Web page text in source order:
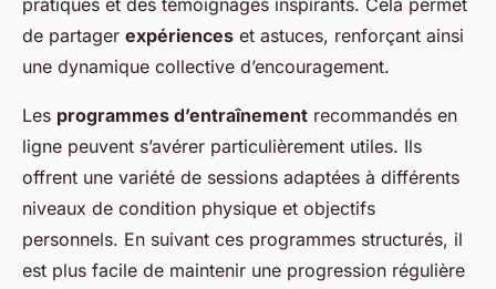
pratiques et des témoignages inspirants. Cela permet
de partager expériences et astuces, renforçant ainsi
une dynamique collective d’encouragement.
Les programmes d’entraînement recommandés en
ligne peuvent s’avérer particulièrement utiles. Ils
offrent une variété de sessions adaptées à différents
niveaux de condition physique et objectifs
personnels. En suivant ces programmes structurés, il
est plus facile de maintenir une progression régulière